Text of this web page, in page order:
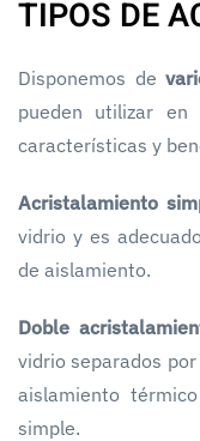
TIPOS DE
Disponemos de
pueden utilizar
características y
Acristalamiento
vidrio y es
de aislamiento.
Doble
vidrio separados
aislamiento
simple.